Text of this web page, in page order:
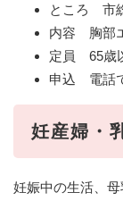
ところ 市
内容 胸部
定員 65歳
申込 電話
妊産婦・
妊娠中の生活、